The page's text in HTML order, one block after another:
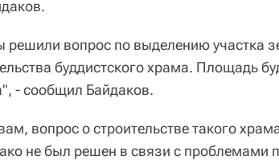
решили вопрос по выделению участка
буддистского храма. Площадь
- сообщил Байдаков.
вопрос о строительстве такого
не был решен в связи с проблемами